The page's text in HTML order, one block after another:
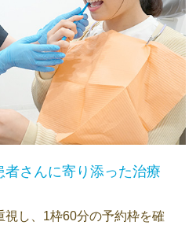
さんに寄り添った治療
し、1枠60分の予約枠を確